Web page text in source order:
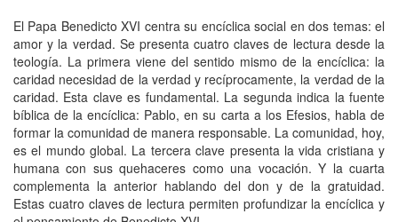
El Papa Benedicto XVI centra su encíclica social en dos temas: el
amor y la verdad. Se presenta cuatro claves de lectura desde la
teología. La primera viene del sentido mismo de la encíclica: la
caridad necesidad de la verdad y recíprocamente, la verdad de la
caridad. Esta clave es fundamental. La segunda indica la fuente
bíblica de la encíclica: Pablo, en su carta a los Efesios, habla de
formar la comunidad de manera responsable. La comunidad, hoy,
es el mundo global. La tercera clave presenta la vida cristiana y
humana con sus quehaceres como una vocación. Y la cuarta
complementa la anterior hablando del don y de la gratuidad.
Estas cuatro claves de lectura permiten profundizar la encíclica y